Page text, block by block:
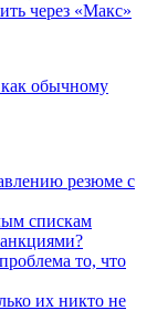
через «Макс»
обычному
резюме с
спискам
то, что
их никто не